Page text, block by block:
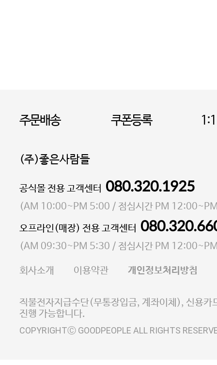
주문배송 쿠폰등록
(주)좋은사람들
대표 이성현,박영환| 개인정보관리책임자 김상현
소재지 서울특별시 마포구 마포대로4다길 41 마포
통신판매업 신고번호 2023-서울마포-3931호
사업자등록번호 105-81-58242
E-MAIL goodpeople@gpin.co.kr
사업자정보확인
이니시스 에스크로 서비
공식몰 전용 고객센터 080.320.1925
(AM 10:00~PM 5:00 / 점심시간 PM
오프라인(매장) 전용 고객센터
(AM 09:30~PM 5:30 / 점심시간 PM
회사소개 이용약관 개인정보처리방침
직불전자지급수단(무통장입금, 계좌이체), 신용카
진행 가능합니다.
COPYRIGHTⒸ GOODPEOPLE ALL RIGHTS